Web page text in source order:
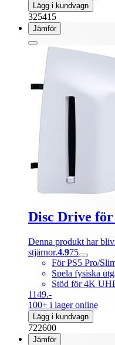
Lägg i kundvagn
325415
Jämför
Disc Drive
Denna produkt har
stjärnor.4.975
För PS5 Pro/
Spela fysiska
Stöd för 4K
1149.-
100+ i lager online
Lägg i kundvagn
722600
Jämför